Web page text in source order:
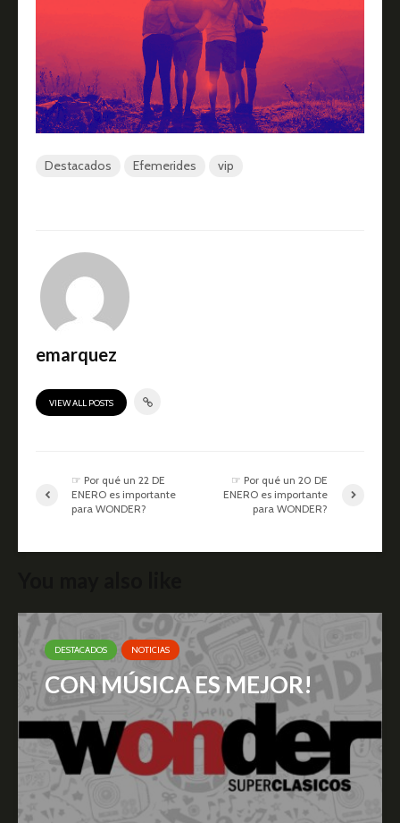
Destacados Efemerides vip
emarquez
VIEW ALL POSTS
☞ Por qué un 22 DE
ENERO es importante
para WONDER?
☞ Por qué un 20 DE
ENERO es importante
para WONDER?
DESTACADOS NOTICIAS
CON MÚSICA ES MEJOR!